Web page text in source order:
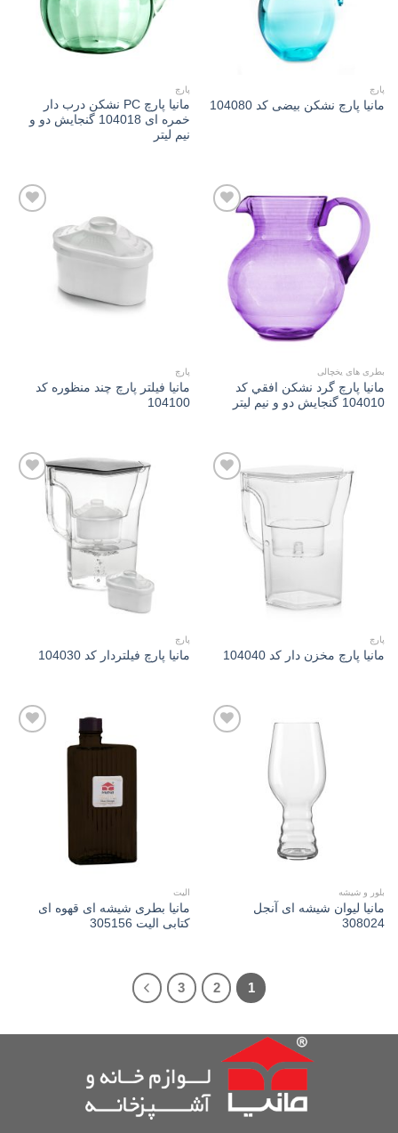
پارچ
مانیا پارچ نشکن بیضی کد 104080
پارچ
مانیا پارچ PC نشکن درب دار
خمره ای 104018 گنجایش دو و
نیم لیتر
Add to
wishlist
بطری های یخچالی
مانیا پارچ گرد نشکن افقي کد
104010 گنجایش دو و نیم لیتر
پارچ
مانیا فیلتر پارچ چند منظوره کد
104100
پارچ
مانیا پارچ مخزن دار کد 104040
پارچ
مانیا پارچ فيلتردار کد 104030
بلور و شیشه
مانیا لیوان شیشه ای آنجل
308024
الیت
مانیا بطری شیشه ای قهوه ای
کتابی الیت 305156
1
2
3